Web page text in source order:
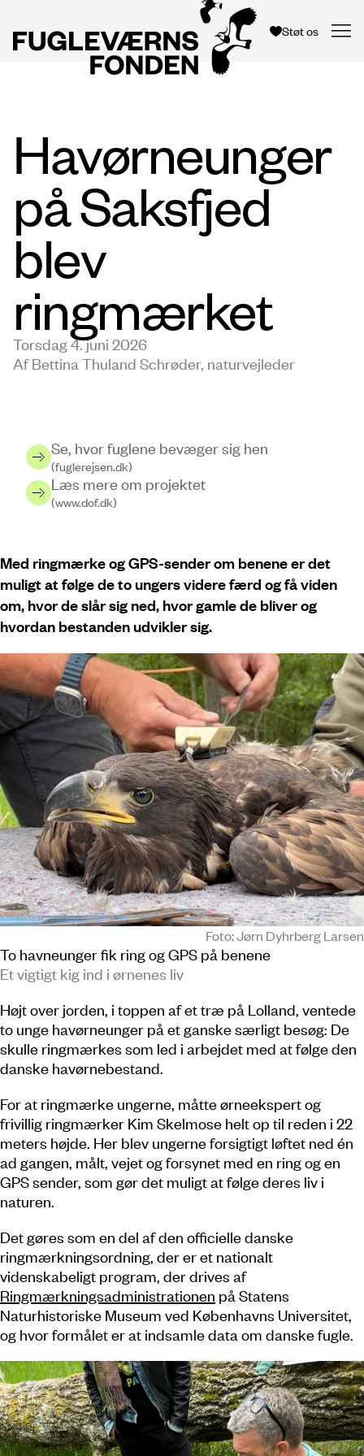
Støt os
Havørneunger
på Saksfjed
blev
ringmærket
Torsdag 4. juni 2026
Af Bettina Thuland Schrøder, naturvejleder
Se, hvor fuglene bevæger sig hen
(fuglerejsen.dk)
Læs mere om projektet
(www.dof.dk)
Med ringmærke og GPS-sender om benene er det
muligt at følge de to ungers videre færd og få viden
om, hvor de slår sig ned, hvor gamle de bliver og
hvordan bestanden udvikler sig.
Foto: Jørn Dyhrberg Larsen
To havneunger fik ring og GPS på benene
Et vigtigt kig ind i ørnenes liv
Højt over jorden, i toppen af et træ på Lolland, ventede
to unge havørneunger på et ganske særligt besøg: De
skulle ringmærkes som led i arbejdet med at følge den
danske havørnebestand.
For at ringmærke ungerne, måtte ørneekspert og
frivillig ringmærker Kim Skelmose helt op til reden i 22
meters højde. Her blev ungerne forsigtigt løftet ned én
ad gangen, målt, vejet og forsynet med en ring og en
GPS sender, som gør det muligt at følge deres liv i
naturen.
Det gøres som en del af den officielle danske
ringmærkningsordning, der er et nationalt
videnskabeligt program, der drives af
Ringmærkningsadministrationen på Statens
Naturhistoriske Museum ved Københavns Universitet,
og hvor formålet er at indsamle data om danske fugle.